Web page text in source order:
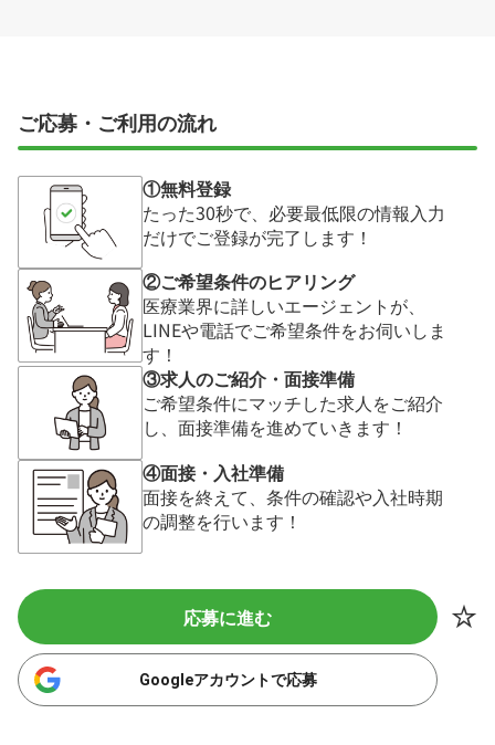
ご応募・ご利用の流れ
①無料登録
たった30秒で、必要最低限の情報入力
だけでご登録が完了します！
②ご希望条件のヒアリング
医療業界に詳しいエージェントが、
LINEや電話でご希望条件をお伺いしま
す！
③求人のご紹介・面接準備
ご希望条件にマッチした求人をご紹介
し、面接準備を進めていきます！
④面接・入社準備
面接を終えて、条件の確認や入社時期
の調整を行います！
応募に進む
Googleアカウントで応募